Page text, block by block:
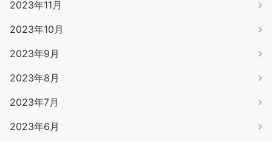
2023年11月
2023年10月
2023年9月
2023年8月
2023年7月
2023年6月